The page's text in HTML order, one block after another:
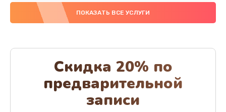
Замена термоблока
Заказать
Замена мультиклапана
1000 руб.
Заказать
ПОКАЗАТЬ ВСЕ УСЛУГИ
Скидка 20% по
предварительной
записи